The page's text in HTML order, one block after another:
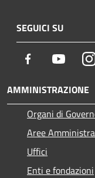
SEGUICI SU
Facebook
AMMINISTRAZIONE
Organi di
Aree
Uffici
Enti e fondazioni